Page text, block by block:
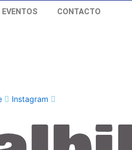
EVENTOS CONTACTO
Instagram